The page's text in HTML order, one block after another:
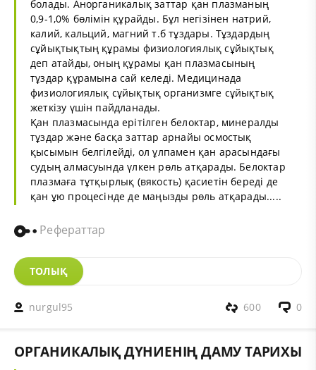
болады. Анорганикалық заттар қан плазманың
0,9-1,0% бөлімін құрайды. Бұл негізінен натрий,
калий, кальций, магний т.б тұздары. Тұздардың
сұйықтықтың құрамы физиологиялық сұйықтық
деп атайды, оның құрамы қан плазмасының
тұздар құрамына сай келеді. Медицинада
физиологиялық сұйықтық организмге сұйықтық
жеткізу үшін пайдланады.
Қан плазмасында ерітілген белоктар, минералды
тұздар және басқа заттар арнайы осмостық
қысымын белгілейді, ол ұлпамен қан арасындағы
судың алмасуында үлкен рөль атқарады. Белоктар
плазмаға тұтқырлық (вякость) қасиетін береді де
қан ұю процесінде де маңызды рөль атқарады.....
Рефераттар
ТОЛЫҚ
nurgul95 0
600
ОРГАНИКАЛЫҚ ДҮНИЕНІҢ ДАМУ ТАРИХЫ